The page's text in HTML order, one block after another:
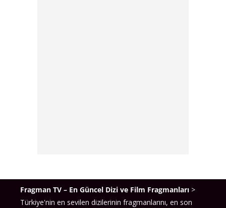
Fragman TV – En Güncel Dizi ve Film Fragmanları >
Türkiye'nin en sevilen dizilerinin fragmanlarını, en son